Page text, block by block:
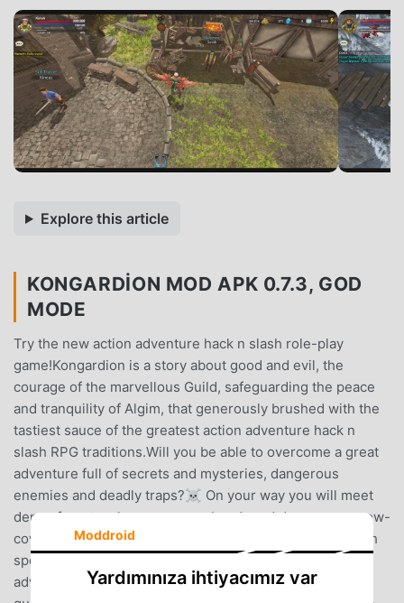
Explore this article
KONGARDION MOD APK 0.7.3, GOD
MODE
Try the new action adventure hack n slash role-play
game!Kongardion is a story about good and evil, the
courage of the marvellous Guild, safeguarding the peace
and tranquility of Algim, that generously brushed with the
tastiest sauce of the greatest action adventure hack n
slash RPG traditions.Will you be able to overcome a great
adventure full of secrets and mysteries, dangerous
enemies and deadly traps?☠ On your way you will meet
dense forests, gloomy caves, abandoned dungeons, snow-
covered fields. At the end of each act, a special boss with
special game mechanics awaits you. During your
adventure, you will come across a variety of puzzles,
Moddroid
Yardımınıza ihtiyacımız var